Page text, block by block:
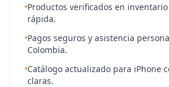
•Productos verificados en
rápida.
•Pagos seguros y asistencia
Colombia.
•Catálogo actualizado para iPhone
claras.